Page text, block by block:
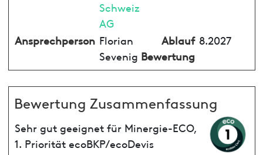
Schweiz
AG
Ansprechperson Florian
Sevenig
Ablauf
Bewertung
8.2027
Bewertung Zusammenfassung
Sehr gut geeignet für Minergie-ECO,
1. Priorität ecoBKP/ecoDevis